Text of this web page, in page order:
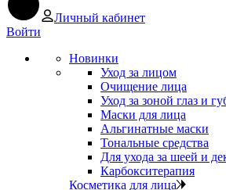
Личный кабинет
Войти
Новинки
Уход за лицом
Очищение лица
Уход за зоной глаз и
Маски для лица
Альгинатные маски
Тональные средства
Для ухода за шеей и
Карбокситерапия
Косметика для лица